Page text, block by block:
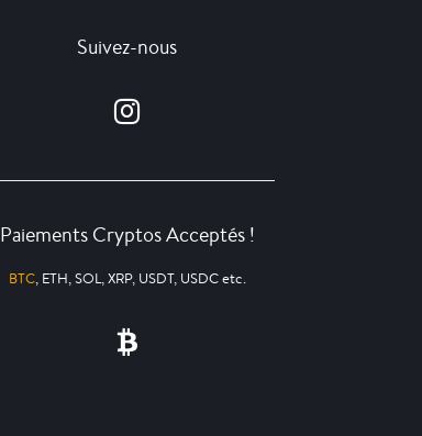
Suivez-nous
Paiements Cryptos Acceptés !
BTC, ETH, SOL, XRP, USDT, USDC etc.